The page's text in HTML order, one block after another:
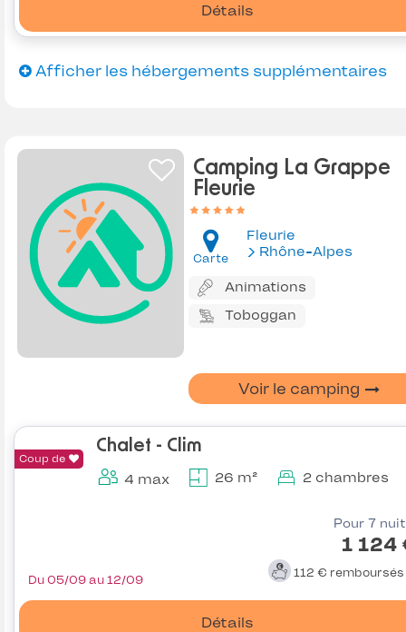
Détails
Afficher les hébergements supplémentaires
Camping La Grappe
Fleurie
Carte
Fleurie
Rhône-Alpes
Animations
Toboggan
Voir le camping
Coup de
Chalet - Clim
4 max 26 m² 2 chambres
Pour 7
1 124
112 € remboursés
Détails
Du 05/09 au 12/09